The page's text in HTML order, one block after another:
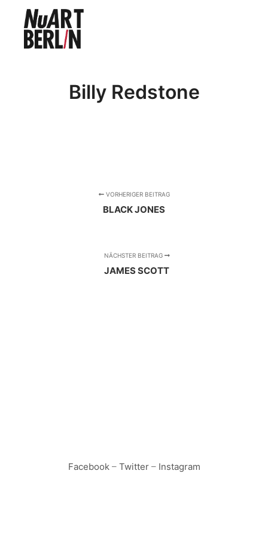
Billy Redstone
VORHERIGER BEITRAG
BLACK JONES
NÄCHSTER BEITRAG
JAMES SCOTT
Facebook– Twitter– Instagram